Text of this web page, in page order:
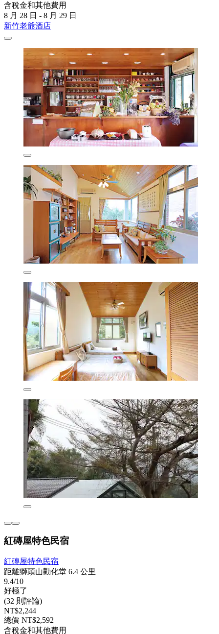
含稅金和其他費用
8 月 28 日 - 8 月 29 日
新竹老爺酒店
紅磚屋特色民宿
紅磚屋特色民宿
距離獅頭山勸化堂 6.4 公里
9.4/10
好極了
(32 則評論)
NT$2,244
總價 NT$2,592
含稅金和其他費用